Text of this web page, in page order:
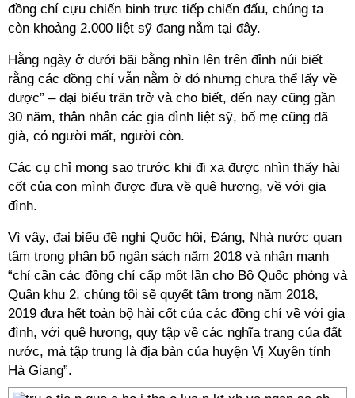
đồng chí cựu chiến binh trực tiếp chiến đấu, chúng ta
còn khoảng 2.000 liệt sỹ đang nằm tại đây.
Hằng ngày ở dưới bãi bằng nhìn lên trên đỉnh núi biết
rằng các đồng chí vẫn nằm ở đó nhưng chưa thể lấy về
được” – đại biểu trăn trở và cho biết, đến nay cũng gần
30 năm, thân nhân các gia đình liệt sỹ, bố mẹ cũng đã
già, có người mất, người còn.
Các cụ chỉ mong sao trước khi đi xa được nhìn thấy hài
cốt của con mình được đưa về quê hương, về với gia
đình.
Vì vậy, đại biểu đề nghị Quốc hội, Đảng, Nhà nước quan
tâm trong phân bổ ngân sách năm 2018 và nhấn mạnh
“chỉ cần các đồng chí cấp một lần cho Bộ Quốc phòng và
Quân khu 2, chúng tôi sẽ quyết tâm trong năm 2018,
2019 đưa hết toàn bộ hài cốt của các đồng chí về với gia
đình, với quê hương, quy tập về các nghĩa trang của đất
nước, mà tập trung là địa bàn của huyện Vị Xuyên tỉnh
Hà Giang”.